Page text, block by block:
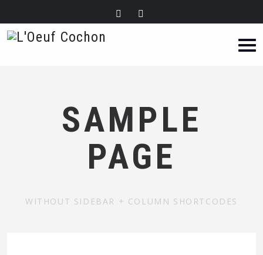
SAMPLE
PAGE
WITHOUT SIDEBAR + COLUMN SHORTCODES